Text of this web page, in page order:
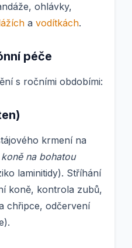
ohlávky,
a vodítkách.
péče
s ročními obdobími:
krmení na
na bohatou
laminitidy). Stříhání
koně, kontrola zubů,
chřipce, odčervení